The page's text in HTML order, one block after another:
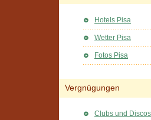
Hotels Pisa
Wetter Pisa
Fotos Pisa
Vergnügungen
Clubs und Discos